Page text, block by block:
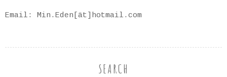
Email: Min.Eden[ät]hotmail.com
SEARCH